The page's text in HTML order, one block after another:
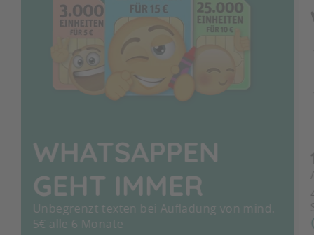
WHATSAPPEN
GEHT IMMER
Unbegrenzt texten bei Aufladung von mind.
5€ alle 6 Monate